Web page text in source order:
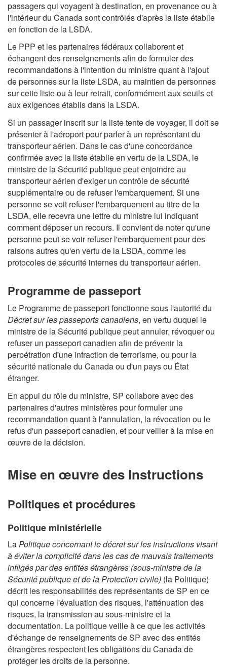
passagers qui voyagent à destination, en provenance ou à
l'intérieur du Canada sont contrôlés d'après la liste établie
en fonction de la LSDA.
Le PPP et les partenaires fédéraux collaborent et
échangent des renseignements afin de formuler des
recommandations à l'intention du ministre quant à l'ajout
de personnes sur la liste LSDA, au maintien de personnes
sur cette liste ou à leur retrait, conformément aux seuils et
aux exigences établis dans la LSDA.
Si un passager inscrit sur la liste tente de voyager, il doit se
présenter à l'aéroport pour parler à un représentant du
transporteur aérien. Dans le cas d'une concordance
confirmée avec la liste établie en vertu de la LSDA, le
ministre de la Sécurité publique peut enjoindre au
transporteur aérien d'exiger un contrôle de sécurité
supplémentaire ou de refuser l'embarquement. Si une
personne se voit refuser l'embarquement au titre de la
LSDA, elle recevra une lettre du ministre lui indiquant
comment déposer un recours. Il convient de noter qu'une
personne peut se voir refuser l'embarquement pour des
raisons autres qu'en vertu de la LSDA, comme les
protocoles de sécurité internes du transporteur aérien.
Programme de passeport
Le Programme de passeport fonctionne sous l'autorité du
Décret sur les passeports canadiens, en vertu duquel le
ministre de la Sécurité publique peut annuler, révoquer ou
refuser un passeport canadien afin de prévenir la
perpétration d'une infraction de terrorisme, ou pour la
sécurité nationale du Canada ou d'un pays ou État
étranger.
En appui du rôle du ministre, SP collabore avec des
partenaires d'autres ministères pour formuler une
recommandation quant à l'annulation, la révocation ou le
refus d'un passeport canadien, et pour veiller à la mise en
œuvre de la décision.
Mise en œuvre des Instructions
Politiques et procédures
Politique ministérielle
LaPolitique concernant le décret sur les instructions visant
à éviter la complicité dans les cas de mauvais traitements
infligés par des entités étrangères (sous-ministre de la
Sécurité publique et de la Protection civile) (la Politique)
décrit les responsabilités des représentants de SP en ce
qui concerne l'évaluation des risques, l'atténuation des
risques, la transmission au sous-ministre et la
documentation. La politique veille à ce que les activités
d'échange de renseignements de SP avec des entités
étrangères respectent les obligations du Canada de
protéger les droits de la personne.